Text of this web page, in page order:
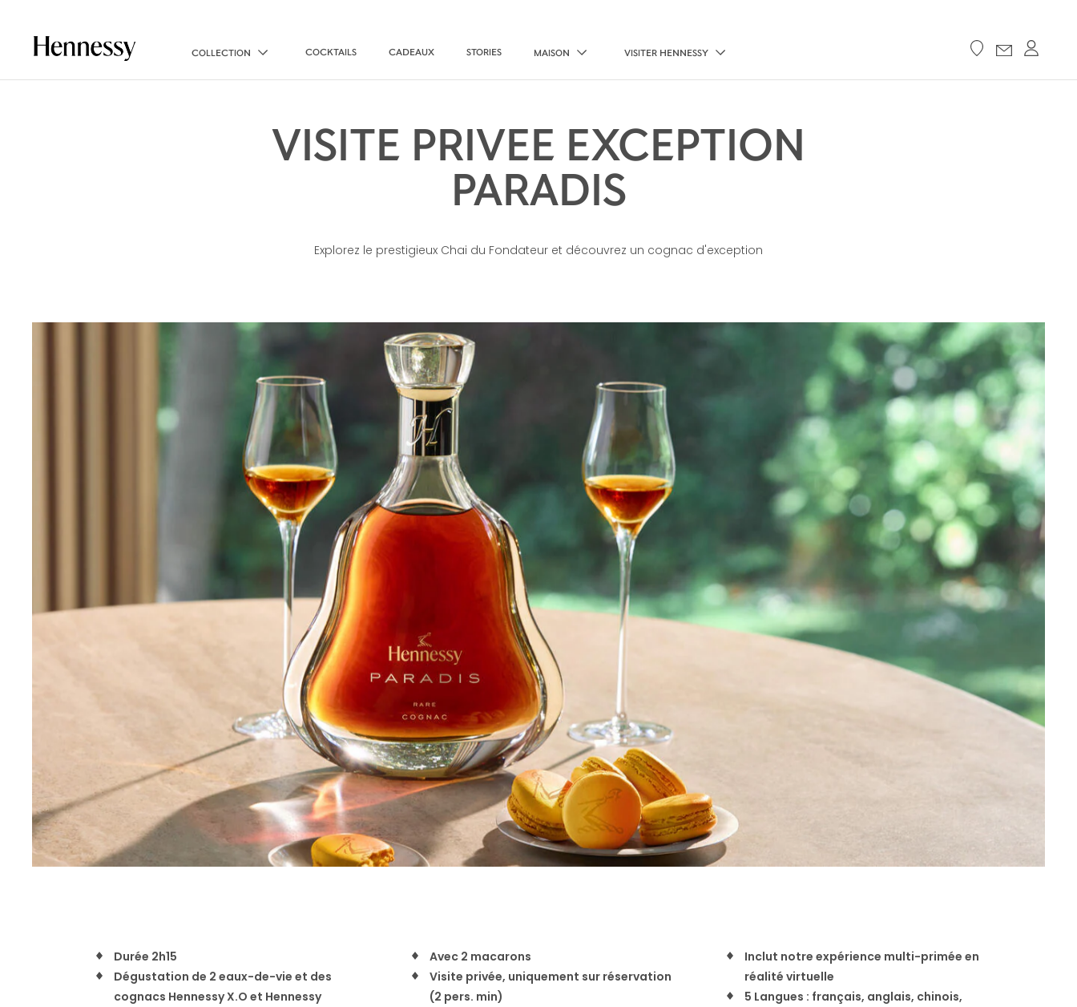
COLLECTION COCKTAILS CADEAUX STORIES MAISON VISITER HENNESSY
VISITE PRIVEE EXCEPTION
PARADIS
Explorez le prestigieux Chai du Fondateur et découvrez un cognac d'exception
Durée 2h15
Dégustation de 2 eaux-de-vie et des
cognacs Hennessy X.O et Hennessy
Avec 2 macarons
Visite privée, uniquement sur réservation
(2 pers. min)
Inclut notre expérience multi-primée en
réalité virtuelle
5 Langues : français, anglais, chinois,